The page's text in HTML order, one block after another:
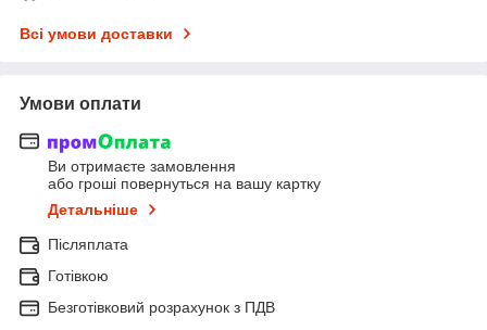
Всі умови доставки
Умови оплати
Ви отримаєте замовлення
або гроші повернуться на вашу картку
Детальніше
Післяплата
Готівкою
Безготівковий розрахунок з ПДВ